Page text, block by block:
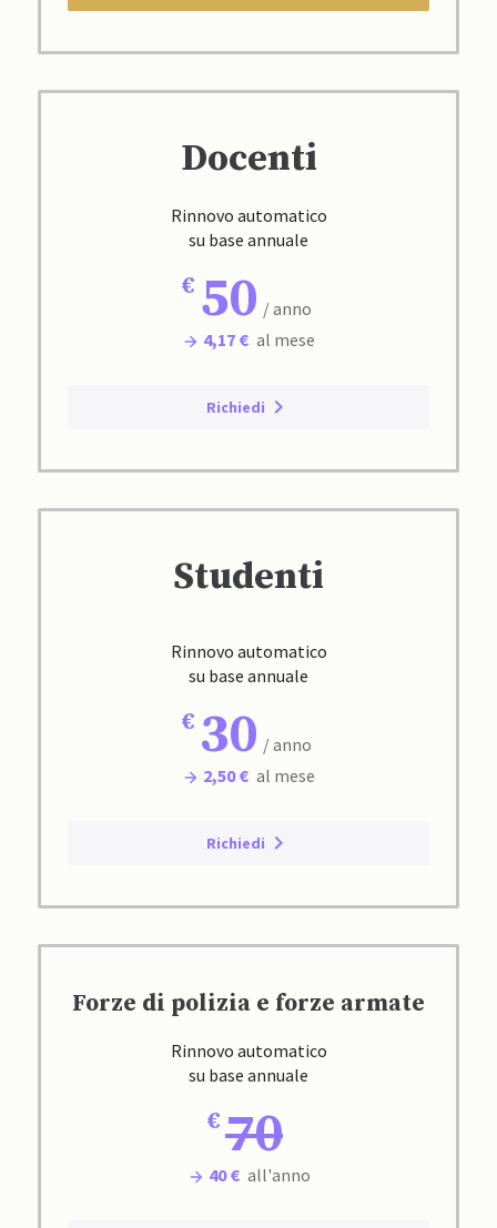
Docenti
Rinnovo automatico
su base annuale
50 / anno
4,17 € al mese
Richiedi
Studenti
Rinnovo automatico
su base annuale
30 / anno
2,50 € al mese
Richiedi
Forze di polizia e forze armate
Rinnovo automatico
su base annuale
70
40 € all'anno